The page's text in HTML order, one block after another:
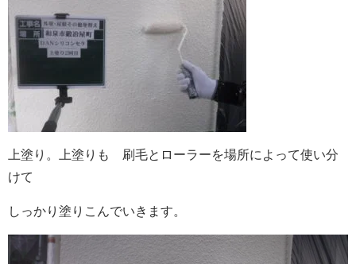
上塗り。上塗りも 刷毛とローラーを場所によって使い分
けて
しっかり塗りこんでいきます。